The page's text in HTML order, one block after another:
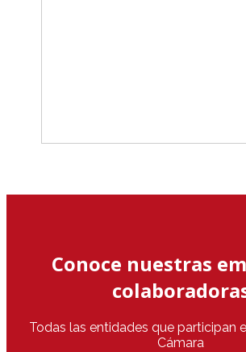
Conoce nuestras
Todas las entidades que participan
Cámara